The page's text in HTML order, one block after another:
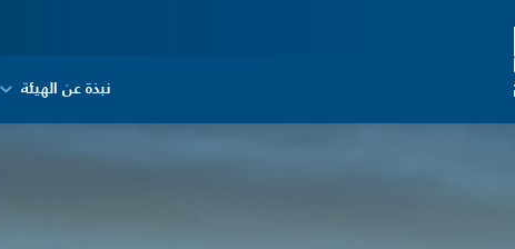
نبذة عن الهيئة